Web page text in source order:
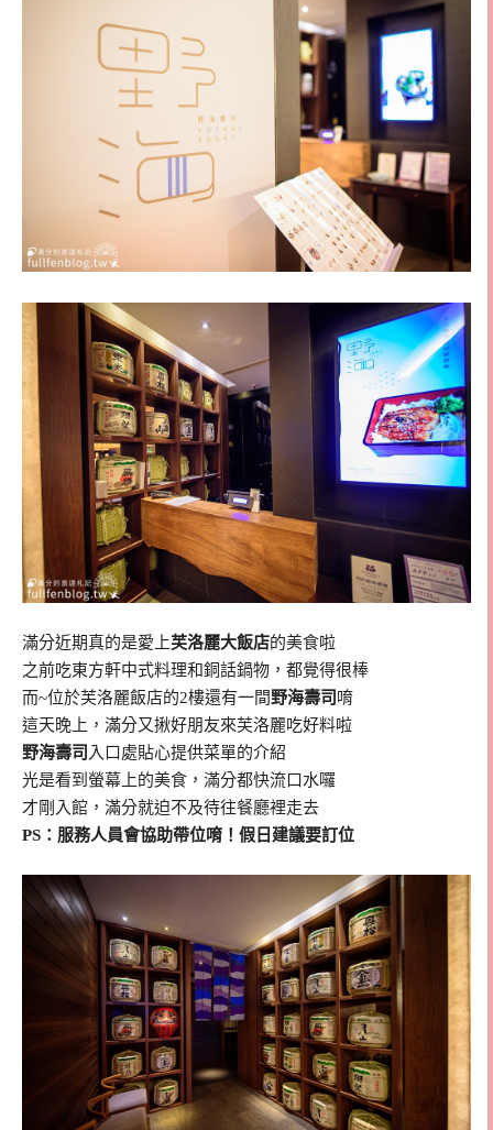
滿分近期真的是愛上芙洛麗大飯店的美食啦
之前吃東方軒中式料理和銅話鍋物，都覺得很棒
而~位於芙洛麗飯店的2樓還有一間野海壽司唷
這天晚上，滿分又揪好朋友來芙洛麗吃好料啦
野海壽司 入口處貼心提供菜單的介紹
光是看到螢幕上的美食，滿分都快流口水囉
才剛入館，滿分就迫不及待往餐廳裡走去
PS：服務人員會協助帶位唷！假日建議要訂位